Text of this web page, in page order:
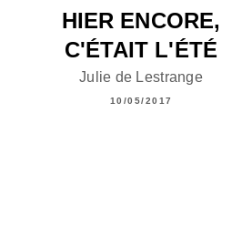
HIER ENCORE,
C'ÉTAIT L'ÉTÉ
Julie de Lestrange
10/05/2017